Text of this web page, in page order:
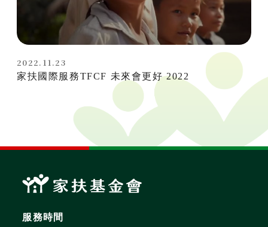
2022.11.23
家扶國際服務TFCF 未來會更好 2022
服務時間